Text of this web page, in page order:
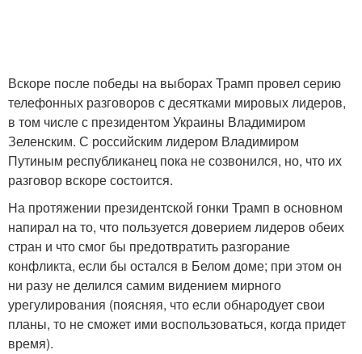
Вскоре после победы на выборах Трамп провел серию
телефонных разговоров с десятками мировых лидеров,
в том числе с президентом Украины Владимиром
Зеленским. С российским лидером Владимиром
Путиным республиканец пока не созвонился, но, что их
разговор вскоре состоится.
На протяжении президентской гонки Трамп в основном
напирал на то, что пользуется доверием лидеров обеих
стран и что смог бы предотвратить разгорание
конфликта, если бы остался в Белом доме; при этом он
ни разу не делился самим видением мирного
урегулирования (поясняя, что если обнародует свои
планы, то не сможет ими воспользоваться, когда придет
время).